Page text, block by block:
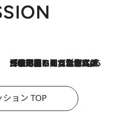
2026.8.3
「住宅建てられない…」「サーチャージ料の高値が続いている」ホルムズ海峡封鎖による影響はいつまで続く？《エネルギー専門家に聞く“どうなる日本の暮らし”》
ション TOP